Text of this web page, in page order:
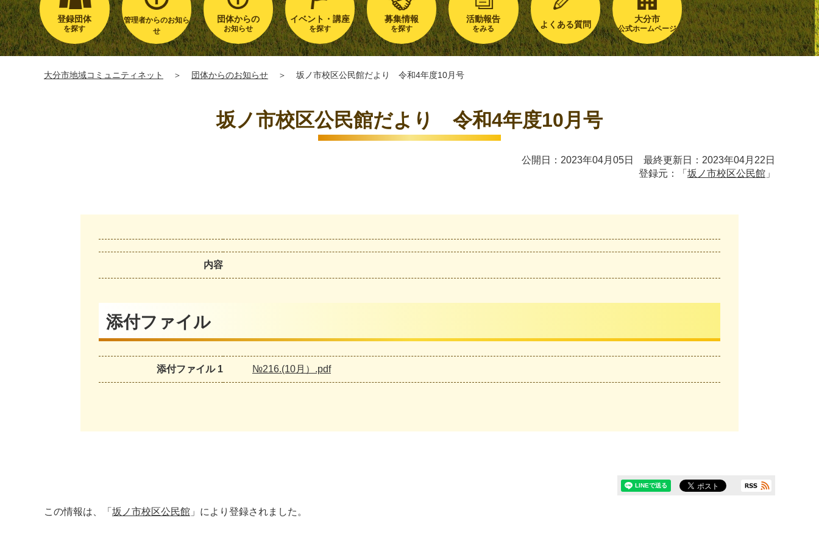
登録団体
を探す
管理者からのお知ら
せ
団体からの
お知らせ
イベント・講座
を探す
募集情報
を探す
活動報告
をみる よくある質問
大分市
公式ホームページ
大分市地域コミュニティネット ＞ 団体からのお知らせ ＞ 坂ノ市校区公民館だより 令和4年度10月号
坂ノ市校区公民館だより 令和4年度10月号
公開日：2023年04月05日 最終更新日：2023年04月22日
登録元：「 坂ノ市校区公民館 」
内容
添付ファイル
添付ファイル 1 №216.(10月）.pdf
この情報は、「 坂ノ市校区公民館 」により登録されました。